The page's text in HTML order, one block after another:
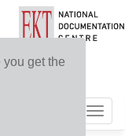
get the
Toggle